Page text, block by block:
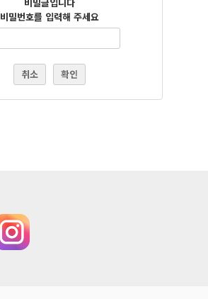
비밀번호를 입력해 주세요
취소 확인